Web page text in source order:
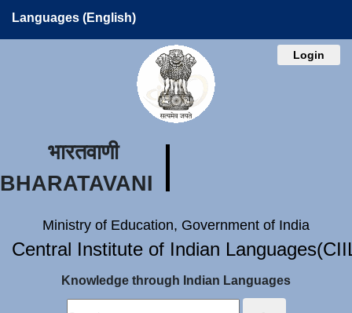
Languages (English)
Login
भारतवाणी
BHARATAVANI
Ministry of Education, Government of India
Central Institute of Indian
Knowledge through Indian Languages